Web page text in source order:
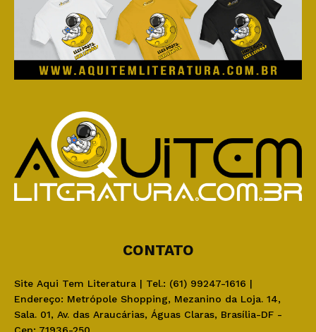
CONTATO
Site Aqui Tem Literatura | Tel.: (61) 99247-1616 |
Endereço: Metrópole Shopping, Mezanino da Loja. 14,
Sala. 01, Av. das Araucárias, Águas Claras, Brasília-DF -
Cep: 71936-250